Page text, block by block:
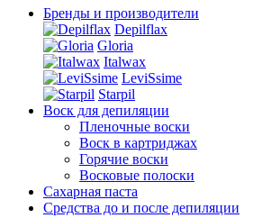
Бренды и производители
Depilflax
Gloria
Italwax
LeviSsime
Starpil
Воск для депиляции
Пленочные воски
Воск в картриджах
Горячие воски
Восковые полоски
Сахарная паста
Средства до и после депиляции